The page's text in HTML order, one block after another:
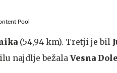
Pool
(54,94 km). Tretji je bil
najdlje bežala Vesna